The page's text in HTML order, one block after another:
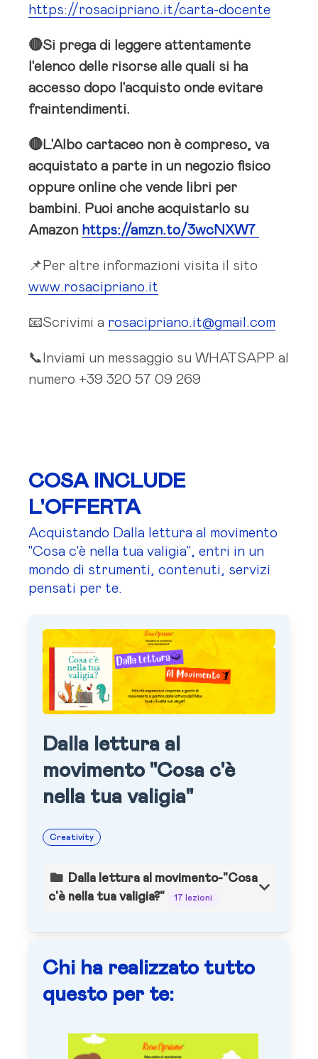
https://rosacipriano.it/carta-docente
🔴Si prega di leggere attentamente
l'elenco delle risorse alle quali si ha
accesso dopo l'acquisto onde evitare
fraintendimenti.
🔴L'Albo cartaceo non è compreso, va
acquistato a parte in un negozio fisico
oppure online che vende libri per
bambini. Puoi anche acquistarlo su
Amazon https://amzn.to/3wcNXW7
📌Per altre informazioni visita il sito
www.rosacipriano.it
📧Scrivimi a rosacipriano.it@gmail.com
📞Inviami un messaggio su WHATSAPP al
numero +39 320 57 09 269
COSA INCLUDE
L'OFFERTA
Acquistando Dalla lettura al movimento
"Cosa c'è nella tua valigia", entri in un
mondo di strumenti, contenuti, servizi
pensati per te.
Dalla lettura al
movimento "Cosa c'è
nella tua valigia"
Creativity
Dalla lettura al movimento-"Cosa
c'è nella tua valigia?"
17 lezioni
Chi ha realizzato tutto
questo per te: